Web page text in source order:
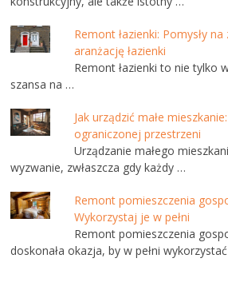
Remont łazienki: Pomysły na
aranżację łazienki
Remont łazienki to nie tylko
szansa na …
Jak urządzić małe
ograniczonej przestrzeni
Urządzanie małego
wyzwanie, zwłaszcza gdy każdy …
Remont pomieszczenia
Wykorzystaj je w pełni
Remont pomieszczenia
doskonała okazja, by w pełni